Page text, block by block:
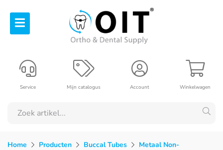
Winkelwagen
Account
Mijn catalogus
Service
Home Producten Buccal Tubes
Metaal Non-